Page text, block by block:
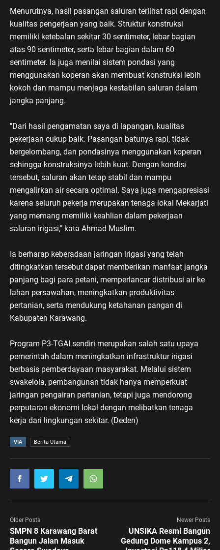
Menurutnya, hasil pasangan saluran terlihat rapi dengan
kualitas pengerjaan yang baik. Struktur konstruksi
memiliki ketebalan sekitar 30 sentimeter, lebar bagian
atas 90 sentimeter, serta lebar bagian dalam 60
sentimeter. Ia juga menilai sistem pondasi yang
menggunakan koperan akan membuat konstruksi lebih
kokoh dan mampu menjaga kestabilan saluran dalam
jangka panjang.
"Dari hasil pengamatan saya di lapangan, kualitas
pekerjaan cukup baik. Pasangan batunya rapi, tidak
bergelombang, dan pondasinya menggunakan koperan
sehingga konstruksinya lebih kuat. Dengan kondisi
tersebut, saluran akan tetap stabil dan mampu
mengalirkan air secara optimal. Saya juga mengapresiasi
karena seluruh pekerja merupakan tenaga lokal Mekarjati
yang memang memiliki keahlian dalam pekerjaan
saluran irigasi," kata Ahmad Muslim.
Ia berharap keberadaan jaringan irigasi yang telah
ditingkatkan tersebut dapat memberikan manfaat jangka
panjang bagi para petani, memperlancar distribusi air ke
lahan persawahan, meningkatkan produktivitas
pertanian, serta mendukung ketahanan pangan di
Kabupaten Karawang.
Program P3-TGAI sendiri merupakan salah satu upaya
pemerintah dalam meningkatkan infrastruktur irigasi
berbasis pemberdayaan masyarakat. Melalui sistem
swakelola, pembangunan tidak hanya memperkuat
jaringan pengairan pertanian, tetapi juga mendorong
perputaran ekonomi lokal dengan melibatkan tenaga
kerja dari lingkungan sekitar. (Deden)
VIA Berita Utama
Older Posts
SMPN 8 Karawang Barat
Bangun Jalan Masuk
Newer Posts
UNSIKA Resmi Bangun
Gedung Dome Kampus 2,